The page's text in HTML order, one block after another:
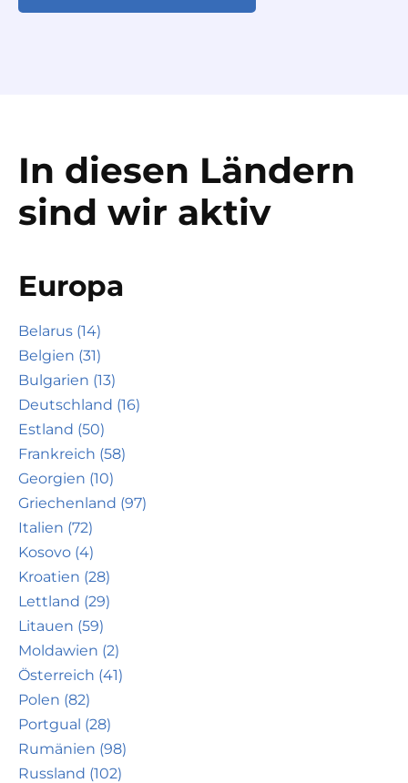
In diesen Ländern
sind wir aktiv
Europa
Belarus (14)
Belgien (31)
Bulgarien (13)
Deutschland (16)
Estland (50)
Frankreich (58)
Georgien (10)
Griechenland (97)
Italien (72)
Kosovo (4)
Kroatien (28)
Lettland (29)
Litauen (59)
Moldawien (2)
Österreich (41)
Polen (82)
Portgual (28)
Rumänien (98)
Russland (102)